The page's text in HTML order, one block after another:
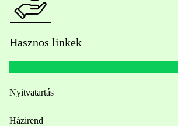
Hasznos linkek
Nyitvatartás
Házirend